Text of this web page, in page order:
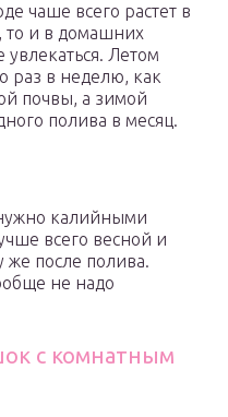
чаше всего растет в
то и в домашних
Летом
раз в неделю, как
почвы, а зимой
полива в месяц.
калийными
всего весной и
же после полива.
не надо
с комнатным